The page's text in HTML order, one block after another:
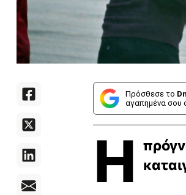
Πρόσθεσε το
αγαπημένα σου
Η